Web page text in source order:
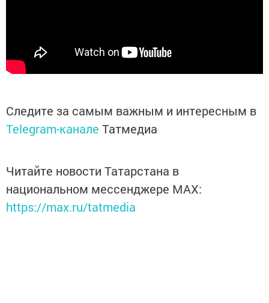
Следите за самым важным и интересным в
Telegram-канале Татмедиа
Читайте новости Татарстана в
национальном мессенджере MАХ:
https://max.ru/tatmedia